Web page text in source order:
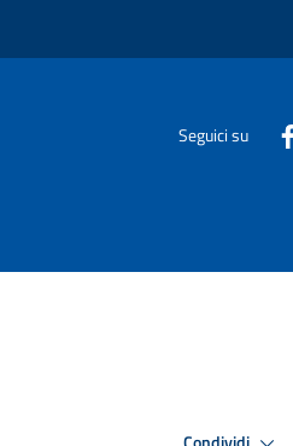
Seguici su